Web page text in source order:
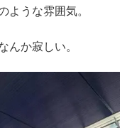
ような雰囲気。
んか寂しい。